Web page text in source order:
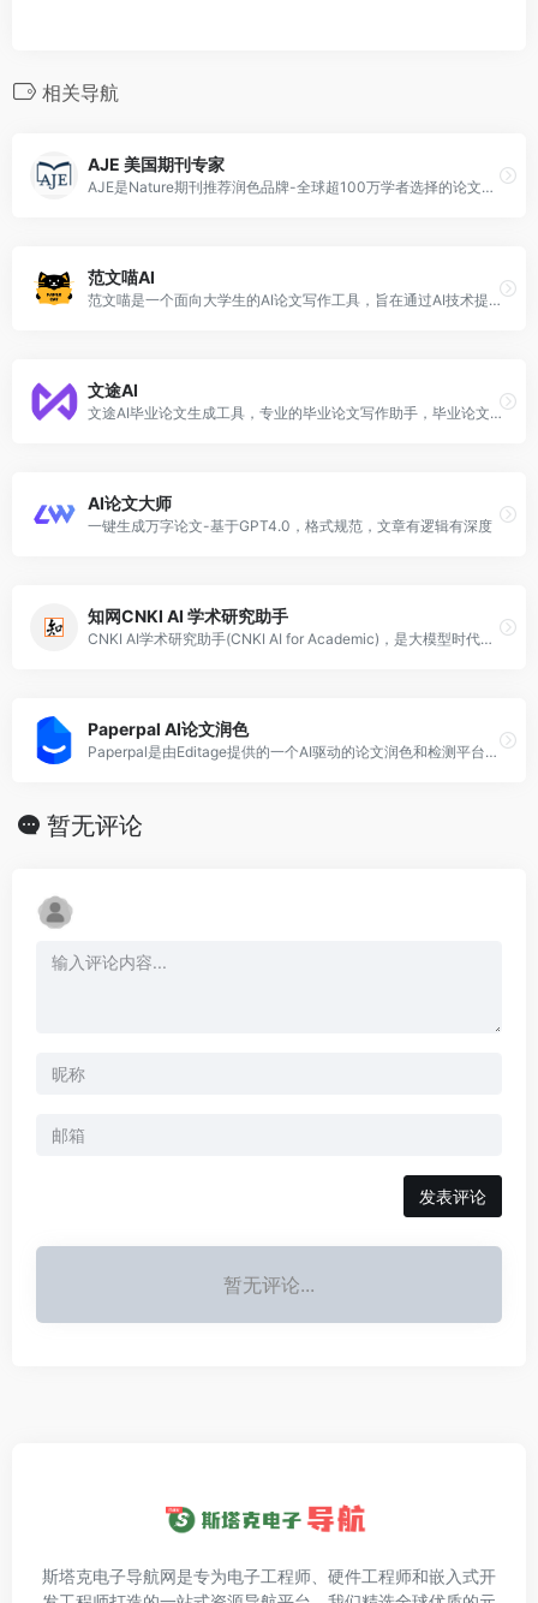
相关导航
AJE 美国期刊专家
AJE是Nature期刊推荐润色品牌-全球超100万学者选择的论文润色机构。提供高质量论文英文润色、学术论文翻译、论文科学编辑等科研服务。AJE润色，让论文接收率提升至42%。
范文喵AI
范文喵是一个面向大学生的AI论文写作工具，旨在通过AI技术提高学生的写作能力和效率。它提供一个全面的沉浸式论文写作平台，涵盖从选题、开题到范文创作、毕业答辩的全过程。
文途AI
文途AI毕业论文生成工具，专业的毕业论文写作助手，毕业论文初稿生成工具平台。毕业论文AI生成，开题报告生成，文献综述生成，课题申报书生成，一键生成毕业论文初稿。强大的AI写作模型，专注毕业论文AI生成服务。
AI论文大师
一键生成万字论文-基于GPT4.0，格式规范，文章有逻辑有深度
知网CNKI AI 学术研究助手
CNKI AI学术研究助手(CNKI AI for Academic)，是大模型时代同方知网全面拥抱AI、赋能科研创新的全新探索，是推进问答式增强检索和生成式知识服务的场景实践。基于AI技术驱动的智能化服务，可大幅简化繁复的检索与研究流程，用户仅需以自然语言提问，即可直接快速获得答案，并可连续追问。
Paperpal AI论文润色
Paperpal是由Editage提供的一个AI驱动的论文润色和检测平台，旨在提高学术写作的准确性和学术性。
暂无评论
发表评论
暂无评论...
斯塔克电子导航网是专为电子工程师、硬件工程师和嵌入式开